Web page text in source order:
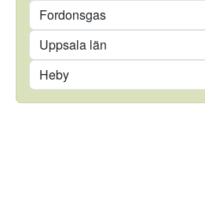
Län
Kommun